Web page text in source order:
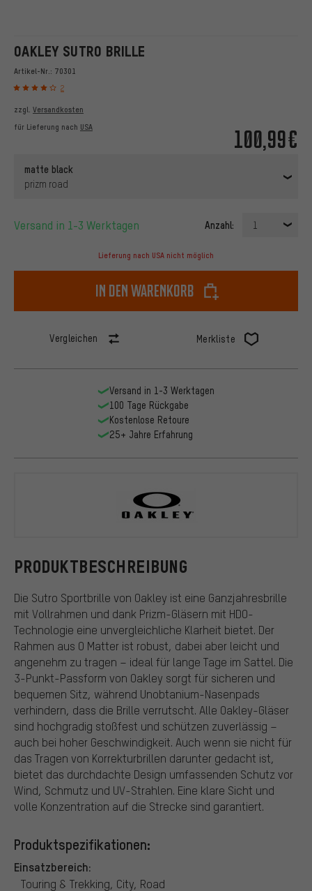
OAKLEY SUTRO BRILLE
Artikel-Nr.: 70301
2
100,99€
zzgl. Versandkosten
für Lieferung nach USA
matte black
prizm road
Versand in 1-3 Werktagen Anzahl: 1
Lieferung nach USA nicht möglich
In den Warenkorb
Vergleichen Merkliste
PRODUKTBESCHREIBUNG
Die Sutro Sportbrille von Oakley ist eine Ganzjahresbrille
mit Vollrahmen und dank Prizm-Gläsern mit HDO-
Technologie eine unvergleichliche Klarheit bietet. Der
Rahmen aus O Matter ist robust, dabei aber leicht und
angenehm zu tragen – ideal für lange Tage im Sattel. Die
3-Punkt-Passform von Oakley sorgt für sicheren und
bequemen Sitz, während Unobtanium-Nasenpads
verhindern, dass die Brille verrutscht. Alle Oakley-Gläser
sind hochgradig stoßfest und schützen zuverlässig –
auch bei hoher Geschwindigkeit. Auch wenn sie nicht für
das Tragen von Korrekturbrillen darunter gedacht ist,
bietet das durchdachte Design umfassenden Schutz vor
Wind, Schmutz und UV-Strahlen. Eine klare Sicht und
volle Konzentration auf die Strecke sind garantiert.
Produktspezifikationen:
Einsatzbereich:
Touring & Trekking, City, Road
Versand in 1-3 Werktagen
100 Tage Rückgabe
Kostenlose Retoure
25+ Jahre Erfahrung